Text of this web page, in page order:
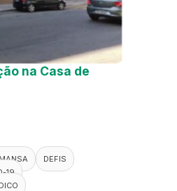
na Casa de
DEFIS
19